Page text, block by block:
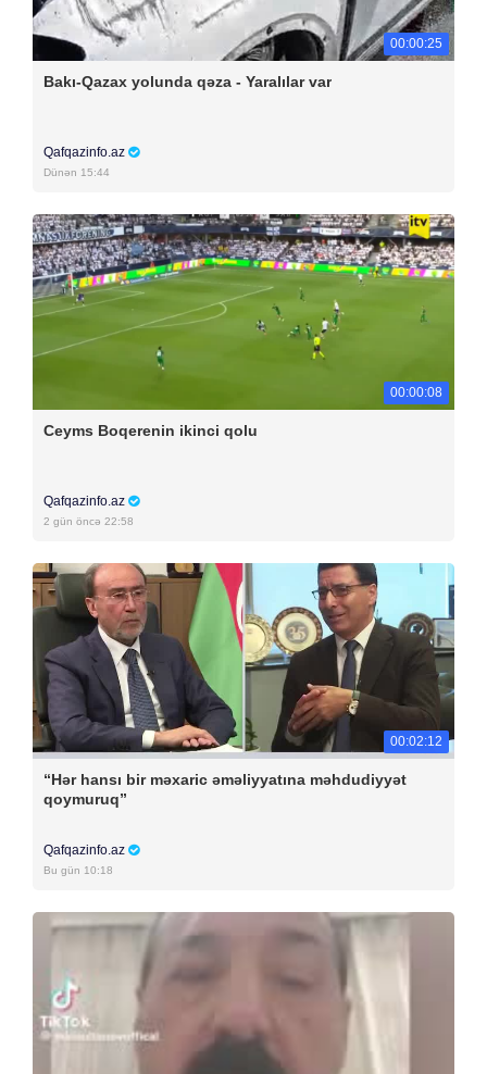
00:00:25
Bakı-Qazax yolunda qəza - Yaralılar var
Qafqazinfo.az
Dünən 15:44
00:00:08
Ceyms Boqerenin ikinci qolu
Qafqazinfo.az
2 gün öncə 22:58
00:02:12
“Hər hansı bir məxaric əməliyyatına məhdudiyyət
qoymuruq”
Qafqazinfo.az
Bu gün 10:18